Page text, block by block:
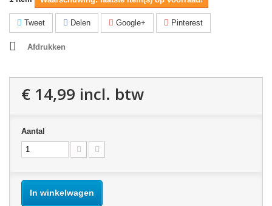
Tweet Delen Google+ Pinterest
Afdrukken
€ 14,99 incl. btw
Aantal
In winkelwagen